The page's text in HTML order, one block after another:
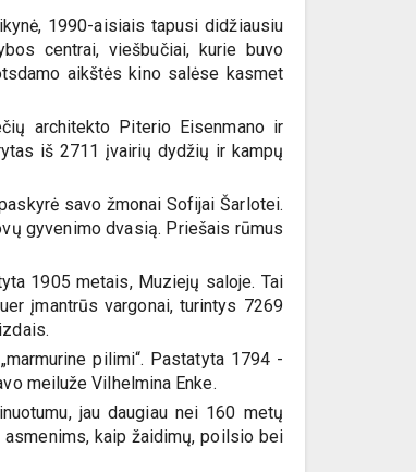
1990-aisiais tapusi didžiausiu
centrai, viešbučiai, kurie buvo
aikštės kino salėse kasmet
architekto Piterio Eisenmano ir
iš 2711 įvairių dydžių ir kampų
savo žmonai Sofijai Šarlotei.
gyvenimo dvasią. Priešais rūmus
1905 metais, Muziejų saloje. Tai
įmantrūs vargonai, turintys 7269
pilimi“. Pastatyta 1794 -
meiluže Vilhelmina Enke.
jau daugiau nei 160 metų
kaip žaidimų, poilsio bei